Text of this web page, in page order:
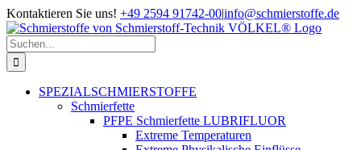
Zum
Inhalt
springen
Kontaktieren Sie uns! +49 2594 91742-00|info@schmierstoffe.de
Suche
nach:
SPEZIALSCHMIERSTOFFE
Schmierfette
PFPE Schmierfette LUBRIFLUOR
Extreme Temperaturen